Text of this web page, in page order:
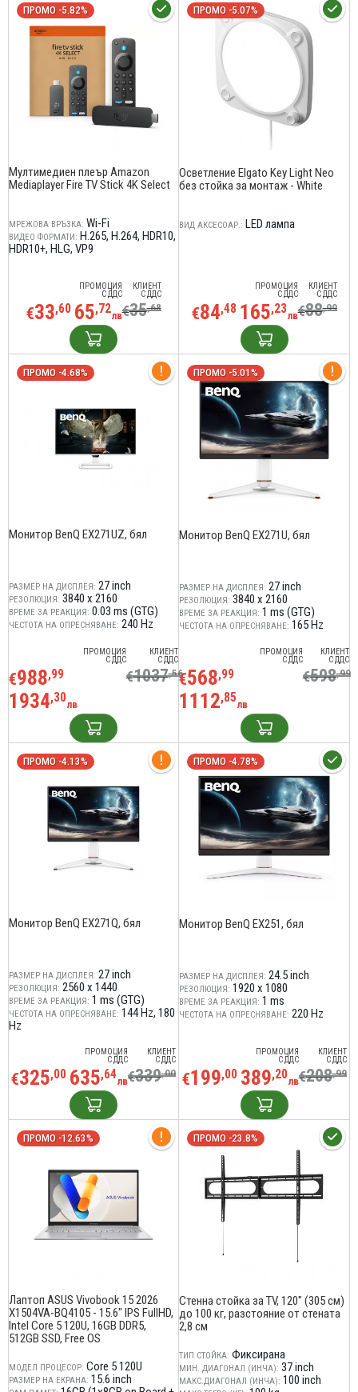
ПРОМО -5.82%
Мултимедиен плеър Amazon
Mediaplayer Fire TV Stick 4K Select
МРЕЖОВА ВРЪЗКА: Wi-Fi
ВИДЕО ФОРМАТИ: H.265 H.264 HDR10
HDR10+ HLG VP9
ПРОМОЦИЯ
С ДДС
€33,60 65,72лв
КЛИЕНТ
С ДДС
€35,68
ПРОМО -5.07%
Осветление Elgato Key Light Neo
без стойка за монтаж - White
ВИД АКСЕСОАР.: LED лампа
ПРОМОЦИЯ
С ДДС
€84,48 165,23лв
КЛИЕНТ
С ДДС
€88,99
ПРОМО -4.68%
Монитор BenQ EX271UZ, бял
РАЗМЕР НА ДИСПЛЕЯ: 27 inch
РЕЗОЛЮЦИЯ: 3840 x 2160
ВРЕМЕ ЗА РЕАКЦИЯ: 0.03 ms (GTG)
ЧЕСТОТА НА ОПРЕСНЯВАНЕ: 240 Hz
ПРОМОЦИЯ
С ДДС
€988,99
1934,30лв
КЛИЕНТ
С ДДС
€1037,56
ПРОМО -5.01%
Монитор BenQ EX271U, бял
РАЗМЕР НА ДИСПЛЕЯ: 27 inch
РЕЗОЛЮЦИЯ: 3840 x 2160
ВРЕМЕ ЗА РЕАКЦИЯ: 1 ms (GTG)‎
ЧЕСТОТА НА ОПРЕСНЯВАНЕ: 165 Hz
ПРОМОЦИЯ
С ДДС
€568,99
1112,85лв
КЛИЕНТ
С ДДС
€598,99
ПРОМО -4.13%
Монитор BenQ EX271Q, бял
РАЗМЕР НА ДИСПЛЕЯ: 27 inch
РЕЗОЛЮЦИЯ: 2560 x 1440
ВРЕМЕ ЗА РЕАКЦИЯ: 1 ms (GTG)‎
ЧЕСТОТА НА ОПРЕСНЯВАНЕ: 144 Hz 180
Hz
ПРОМОЦИЯ
С ДДС
€325,00 635,64лв
КЛИЕНТ
С ДДС
€339,00
ПРОМО -4.78%
Монитор BenQ EX251, бял
РАЗМЕР НА ДИСПЛЕЯ: 24.5 inch
РЕЗОЛЮЦИЯ: 1920 x 1080
ВРЕМЕ ЗА РЕАКЦИЯ: 1 ms
ЧЕСТОТА НА ОПРЕСНЯВАНЕ: 220 Hz
ПРОМОЦИЯ
С ДДС
€199,00 389,20лв
КЛИЕНТ
С ДДС
€208,99
ПРОМО -12.63%
Лаптоп ASUS Vivobook 15 2026
X1504VA-BQ4105 - 15.6" IPS FullHD,
Intel Core 5 120U, 16GB DDR5,
512GB SSD, Free OS
МОДЕЛ ПРОЦЕСОР: Core 5 120U
РАЗМЕР НА ЕКРАНА: 15.6 inch
ПРОМО -23.8%
Стенна стойка за TV, 120" (305 см)
до 100 кг, разстояние от стената
2,8 см
ТИП СТОЙКА: Фиксирана
МИН. ДИАГОНАЛ (ИНЧА): 37 inch
МАКС.ДИАГОНАЛ (ИНЧА): 100 inch